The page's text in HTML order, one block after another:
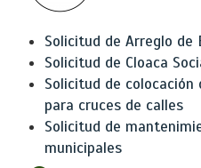
Solicitud de Arreglo de
Solicitud de Cloaca
Solicitud de colocación
para cruces de calles
Solicitud de
municipales